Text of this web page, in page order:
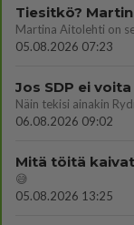
05.08.2026 07:23
06.08.2026 09:02
Mitä töitä
😅
05.08.2026 13:25